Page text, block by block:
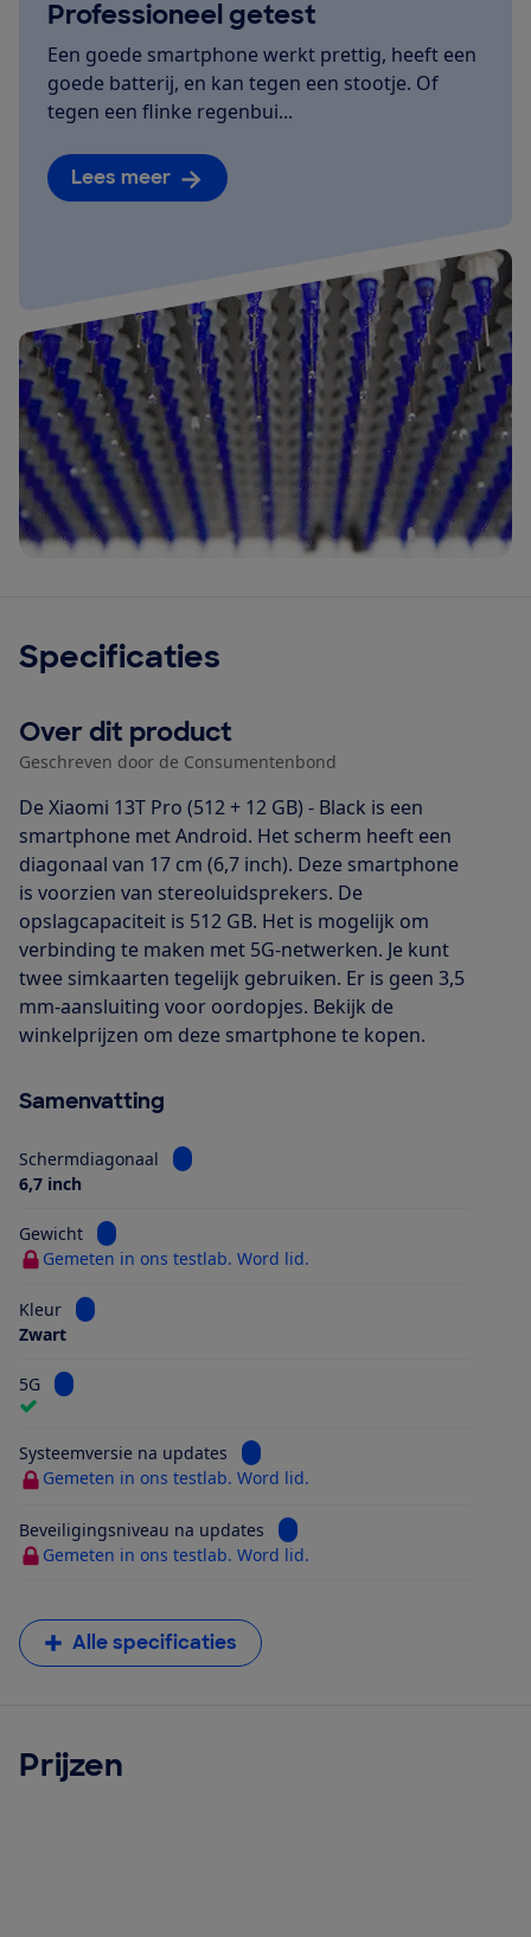
Professioneel getest
Een goede smartphone werkt prettig, heeft een
goede batterij, en kan tegen een stootje. Of
tegen een flinke regenbui...
Lees meer
Specificaties
Over dit product
Geschreven door de Consumentenbond
De Xiaomi 13T Pro (512 + 12 GB) - Black is een
smartphone met Android. Het scherm heeft een
diagonaal van 17 cm (6,7 inch). Deze smartphone
is voorzien van stereoluidsprekers. De
opslagcapaciteit is 512 GB. Het is mogelijk om
verbinding te maken met 5G-netwerken. Je kunt
twee simkaarten tegelijk gebruiken. Er is geen 3,5
mm-aansluiting voor oordopjes. Bekijk de
winkelprijzen om deze smartphone te kopen.
Samenvatting
Schermdiagonaal
Bekijk informatie voor Schermdiagonaal
6,7 inch
Gewicht
Bekijk informatie voor Gewicht
Gemeten in ons testlab. Word lid.
Kleur
Bekijk informatie voor Kleur
Zwart
5G Bekijk informatie voor 5G
Systeemversie na updates
Bekijk informatie voor
Gemeten in ons testlab. Word lid.
Beveiligingsniveau na updates
Bekijk informatie voor
Gemeten in ons testlab. Word lid.
Alle specificaties
Prijzen